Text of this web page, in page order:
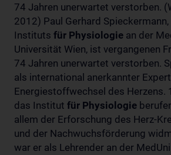
74 Jahren unerwartet verstorben.
2012) Paul Gerhard
Instituts für Physiologie an der
Universität Wien, ist vergangenen
74 Jahren unerwartet verstorben.
als international anerkannter
Energiestoffwechsel des Herzens.
das Institut für Physiologie
allem der Erforschung des Herz-
und der Nachwuchsförderung
war er als Lehrender an der